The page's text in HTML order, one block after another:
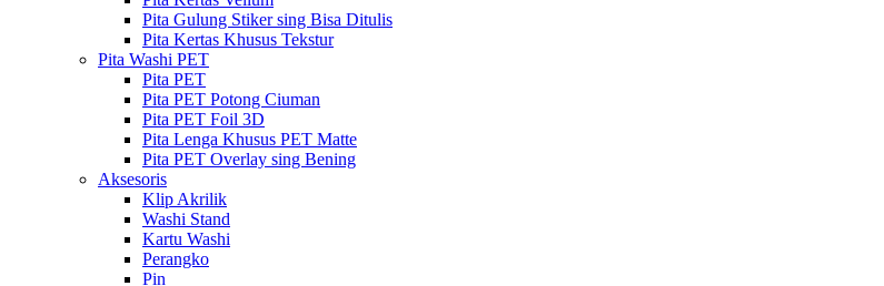
Pita Gulung Stiker sing Bisa Ditulis
Pita Kertas Khusus Tekstur
Pita Washi PET
Pita PET
Pita PET Potong Ciuman
Pita PET Foil 3D
Pita Lenga Khusus PET Matte
Pita PET Overlay sing Bening
Aksesoris
Klip Akrilik
Washi Stand
Kartu Washi
Perangko
Pin